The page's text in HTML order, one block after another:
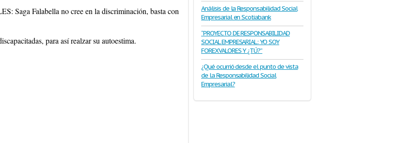
Falabella no cree en la discriminación, basta con
para así realzar su autoestima.
Análisis de la Responsabilidad Social
Empresarial en Scotiabank
“PROYECTO DE RESPONSABILIDAD
SOCIAL EMPRESARIAL: YO SOY
FOREXVALORES Y ¿TÚ?”
¿Qué ocurrió desde el punto de vista
de la Responsabilidad Social
Empresarial?